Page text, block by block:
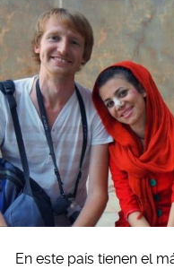
En este país tienen el